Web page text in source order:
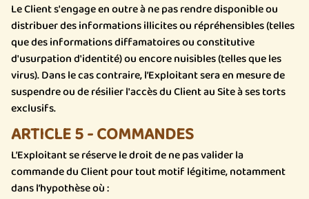
Le Client s'engage en outre à ne pas rendre disponible ou
distribuer des informations illicites ou répréhensibles (telles
que des informations diffamatoires ou constitutive
d'usurpation d'identité) ou encore nuisibles (telles que les
virus). Dans le cas contraire, l’Exploitant sera en mesure de
suspendre ou de résilier l'accès du Client au Site à ses torts
exclusifs.
ARTICLE 5 - COMMANDES
L’Exploitant se réserve le droit de ne pas valider la
commande du Client pour tout motif légitime, notamment
dans l’hypothèse où :